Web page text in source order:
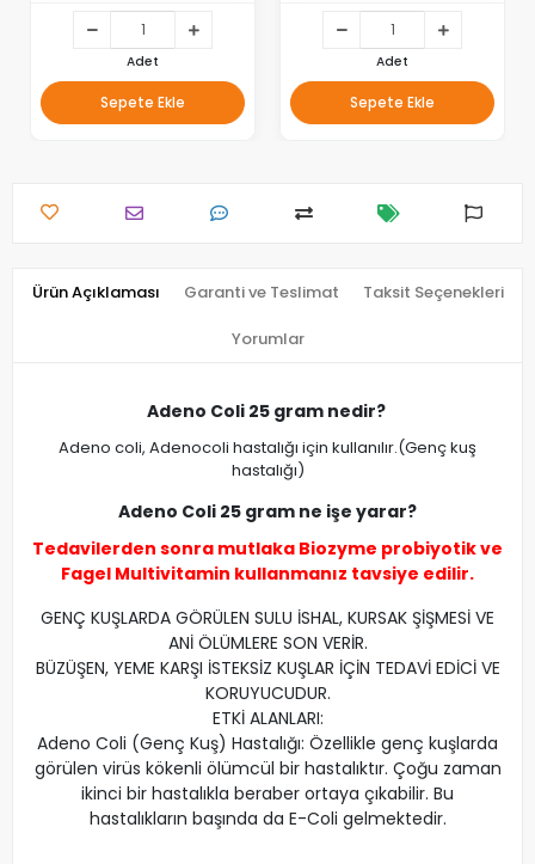
Adet
Sepete Ekle
Adet
Sepete Ekle
Ürün Açıklaması Garanti ve Teslimat Taksit Seçenekleri
Yorumlar
Adeno Coli 25 gram nedir?
Adeno coli, Adenocoli hastalığı için kullanılır.(Genç kuş
hastalığı)
Adeno Coli 25 gram ne işe yarar?
Tedavilerden sonra mutlaka Biozyme probiyotikve
Fagel Multivitamin kullanmanız tavsiye edilir.
GENÇ KUŞLARDA GÖRÜLEN SULU İSHAL, KURSAK ŞİŞMESİ VE
ANİ ÖLÜMLERE SON VERİR.
BÜZÜŞEN, YEME KARŞI İSTEKSİZ KUŞLAR İÇİN TEDAVİ EDİCİ VE
KORUYUCUDUR.
ETKİ ALANLARI:
Adeno Coli (Genç Kuş) Hastalığı: Özellikle genç kuşlarda
görülen virüs kökenli ölümcül bir hastalıktır. Çoğu zaman
ikinci bir hastalıkla beraber ortaya çıkabilir. Bu
hastalıkların başında da E-Coli gelmektedir.